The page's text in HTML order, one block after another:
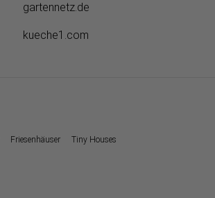
gartennetz.de
kueche1.com
Friesenhäuser Tiny Houses